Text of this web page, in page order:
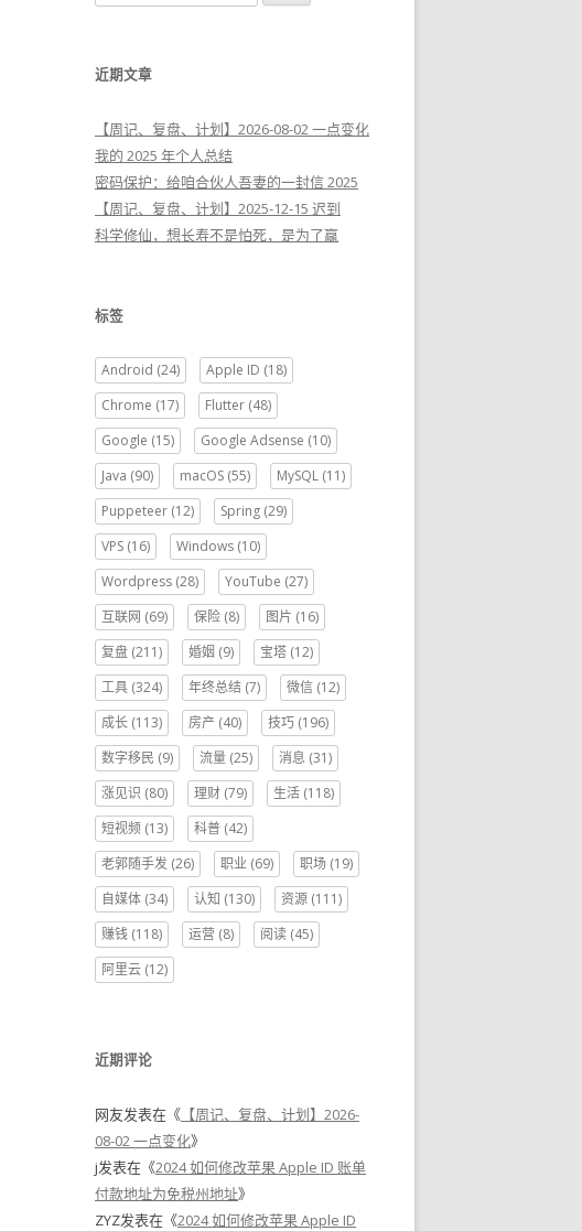
索
近期文章
【周记、复盘、计划】2026-08-02 一点变化
我的 2025 年个人总结
密码保护：给咱合伙人吾妻的一封信 2025
【周记、复盘、计划】2025-12-15 迟到
科学修仙，想长寿不是怕死，是为了赢
标签
Android (24) Apple ID (18)
Chrome (17) Flutter (48)
Google (15) Google Adsense (10)
Java (90) macOS (55) MySQL (11)
Puppeteer (12) Spring (29)
VPS (16) Windows (10)
Wordpress (28) YouTube (27)
互联网 (69) 保险 (8) 图片 (16)
复盘 (211) 婚姻 (9) 宝塔 (12)
工具 (324) 年终总结 (7) 微信 (12)
成长 (113) 房产 (40) 技巧 (196)
数字移民 (9) 流量 (25) 消息 (31)
涨见识 (80) 理财 (79) 生活 (118)
短视频 (13) 科普 (42)
老郭随手发 (26) 职业 (69) 职场 (19)
自媒体 (34) 认知 (130) 资源 (111)
赚钱 (118) 运营 (8) 阅读 (45)
阿里云 (12)
近期评论
网友发表在《 【周记、复盘、计划】2026-
08-02 一点变化》
j发表在《2024 如何修改苹果 Apple ID 账单
付款地址为免税州地址》
ZYZ发表在《2024 如何修改苹果 Apple ID